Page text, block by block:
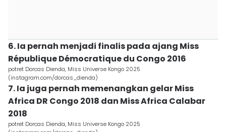
6. Ia pernah menjadi finalis pada ajang Miss
République Démocratique du Congo 2016
potret Dorcas Dienda, Miss Universe Kongo 2025
(instagram.com/dorcas_dienda)
7. Ia juga pernah memenangkan gelar Miss
Africa DR Congo 2018 dan Miss Africa Calabar
2018
potret Dorcas Dienda, Miss Universe Kongo 2025